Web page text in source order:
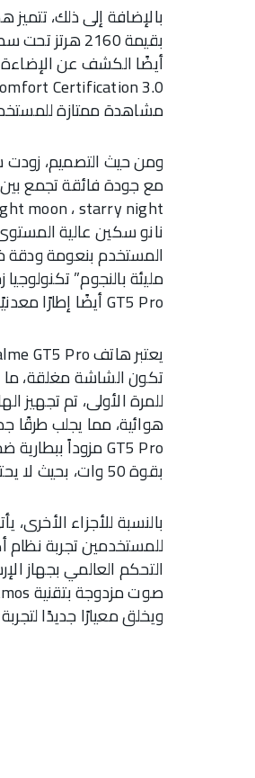
مشاهدة ممتازة
المستخدم بنعومة ودقة
GT5 Pro أيضًا إطارًا معدنيًا من الألمنيوم فائق الصلابة، مما يزيد من مقاومة السقوط بنسبة 40%.
تكون الشاشة مغلقة،
بقوة 50 وات، بحيث لا يحتاج المستخدم إلى القلق بشأن عمر البطارية في أي سيناريو.
للمستخدمين تجربة
ويخلق معيارًا جديدًا